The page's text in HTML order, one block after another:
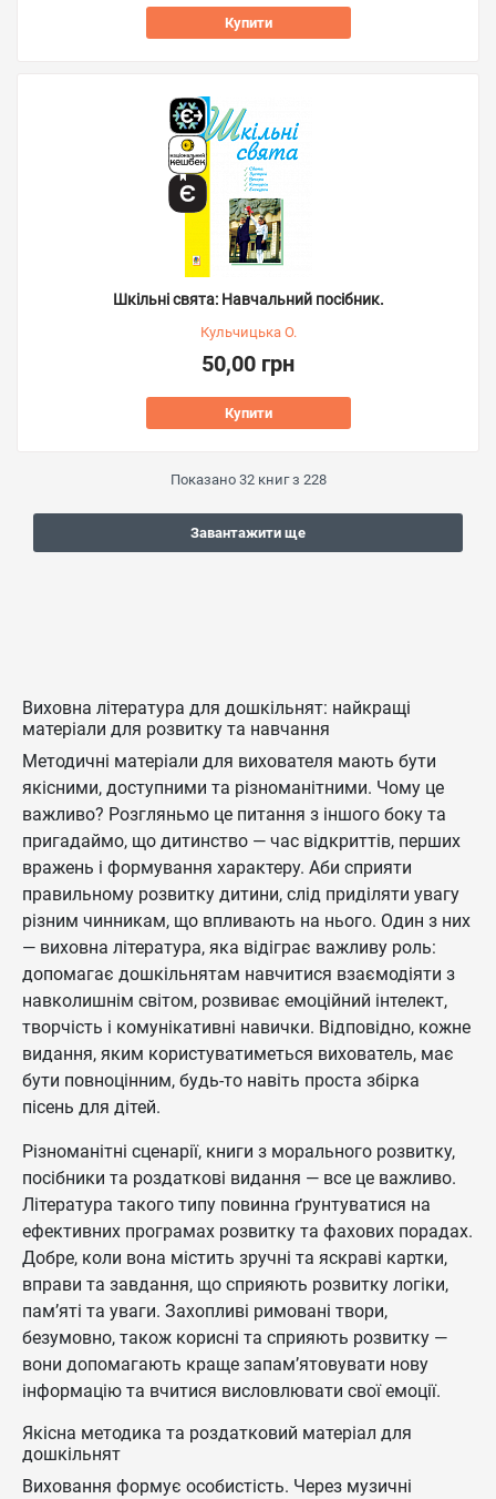
Купити
Шкільні свята: Навчальний посібник.
Кульчицька О.
50,00 грн
Купити
Показано 32книг з 228
Завантажити ще
Виховна література для дошкільнят: найкращі
матеріали для розвитку та навчання
Методичні матеріали для вихователя мають бути
якісними, доступними та різноманітними. Чому це
важливо? Розгляньмо це питання з іншого боку та
пригадаймо, що дитинство — час відкриттів, перших
вражень і формування характеру. Аби сприяти
правильному розвитку дитини, слід приділяти увагу
різним чинникам, що впливають на нього. Один з них
— виховна література, яка відіграє важливу роль:
допомагає дошкільнятам навчитися взаємодіяти з
навколишнім світом, розвиває емоційний інтелект,
творчість і комунікативні навички. Відповідно, кожне
видання, яким користуватиметься вихователь, має
бути повноцінним, будь-то навіть проста збірка
пісень для дітей.
Різноманітні сценарії, книги з морального розвитку,
посібники та роздаткові видання — все це важливо.
Література такого типу повинна ґрунтуватися на
ефективних програмах розвитку та фахових порадах.
Добре, коли вона містить зручні та яскраві картки,
вправи та завдання, що сприяють розвитку логіки,
пам’яті та уваги. Захопливі римовані твори,
безумовно, також корисні та сприяють розвитку —
вони допомагають краще запам’ятовувати нову
інформацію та вчитися висловлювати свої емоції.
Якісна методика та роздатковий матеріал для
дошкільнят
Виховання формує особистість. Через музичні